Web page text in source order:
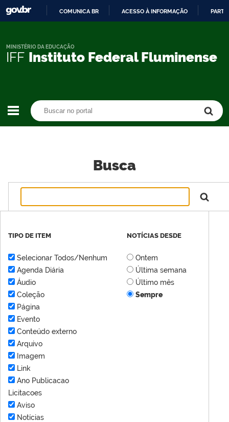
CONTEÚDO
COMUNICA BR ACESSO À INFORMAÇÃO
IFF Instituto Federal Fluminense
MINISTÉRIO DA EDUCAÇÃO
Busca
TIPO DE ITEM
Selecionar Todos/Nenhum
Agenda Diária
Áudio
Coleção
Página
Evento
Conteúdo externo
Arquivo
Imagem
Link
Ano Publicacao
Licitacoes
Aviso
Notícias
NOTÍCIAS DESDE
Ontem
Última semana
Último mês
Sempre